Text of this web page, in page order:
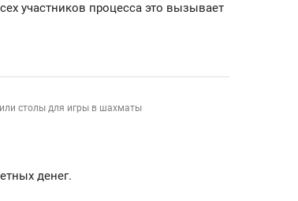
участников процесса это вызывает
столы для игры в шахматы
денег.